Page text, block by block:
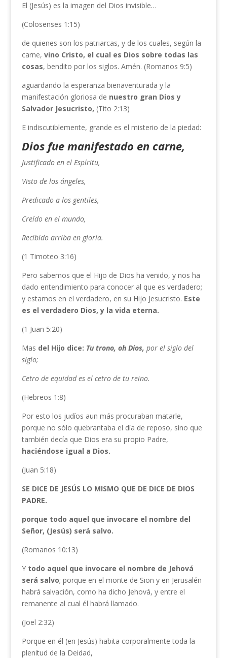
El (Jesús) es la imagen del Dios invisible…
(Colosenses 1:15)
de quienes son los patriarcas, y de los cuales, según la
carne, vino Cristo, el cual es Dios sobre todas las
cosas, bendito por los siglos. Amén. (Romanos 9:5)
aguardando la esperanza bienaventurada y la
manifestación gloriosa de nuestro gran Dios y
Salvador Jesucristo, (Tito 2:13)
E indiscutiblemente, grande es el misterio de la piedad:
Dios fue manifestado en carne,
Justificado en el Espíritu,
Visto de los ángeles,
Predicado a los gentiles,
Creído en el mundo,
Recibido arriba en gloria.
(1 Timoteo 3:16)
Pero sabemos que el Hijo de Dios ha venido, y nos ha
dado entendimiento para conocer al que es verdadero;
y estamos en el verdadero, en su Hijo Jesucristo. Este
es el verdadero Dios, y la vida eterna.
(1 Juan 5:20)
Mas del Hijo dice: Tu trono, oh Dios, por el siglo del
siglo;
Cetro de equidad es el cetro de tu reino.
(Hebreos 1:8)
Por esto los judíos aun más procuraban matarle,
porque no sólo quebrantaba el día de reposo, sino que
también decía que Dios era su propio Padre,
haciéndose igual a Dios.
(Juan 5:18)
SE DICE DE JESÚS LO MISMO QUE DE DICE DE DIOS
PADRE.
porque todo aquel que invocare el nombre del
Señor, (Jesús) será salvo.
(Romanos 10:13)
Y todo aquel que invocare el nombre de Jehová
será salvo; porque en el monte de Sion y en Jerusalén
habrá salvación, como ha dicho Jehová, y entre el
remanente al cual él habrá llamado.
(Joel 2:32)
Porque en él (en Jesús) habita corporalmente toda la
plenitud de la Deidad,